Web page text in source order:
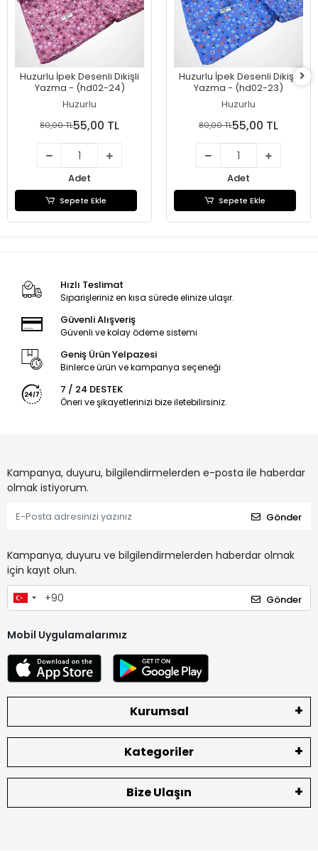
Huzurlu İpek Desenli Dikişli
Yazma - (hd02-24)
Huzurlu
80,00 TL55,00 TL
Adet
Sepete Ekle
Huzurlu İpek Desenli Dikişli
Yazma - (hd02-23)
Huzurlu
80,00 TL55,00 TL
Adet
Sepete Ekle
Hızlı Teslimat
Siparişleriniz en kısa sürede elinize ulaşır.
Güvenli Alışveriş
Güvenli ve kolay ödeme sistemi
Geniş Ürün Yelpazesi
Binlerce ürün ve kampanya seçeneği
7 / 24 DESTEK
Öneri ve şikayetlerinizi bize iletebilirsiniz.
Kampanya, duyuru, bilgilendirmelerden e-posta ile haberdar
olmak istiyorum.
Gönder
Kampanya, duyuru ve bilgilendirmelerden haberdar olmak
için kayıt olun.
Gönder
Mobil Uygulamalarımız
Kurumsal
Kategoriler
Bize Ulaşın